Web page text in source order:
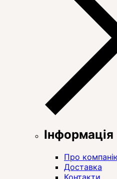
Інформація
Про
Доставка
Контакти